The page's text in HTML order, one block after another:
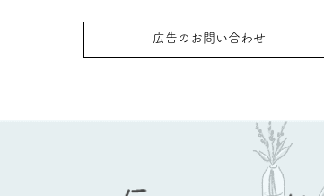
広告のお問い合わせ